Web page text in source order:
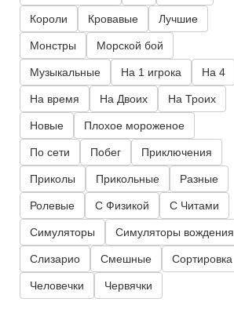
Короли Кровавые Лучшие
Монстры Морской бой
Музыкальные На 1 игрока На 4
На время На Двоих На Троих
Новые Плохое мороженое
По сети Побег Приключения
Приколы Прикольные Разные
Ролевые С Физикой С Читами
Симуляторы Симуляторы вождения
Слизарио Смешные Сортировка
Человечки Червячки